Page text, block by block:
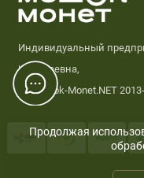
Индивидуальный
Николаевна,
© Meshok-Monet.NET
Продолжая